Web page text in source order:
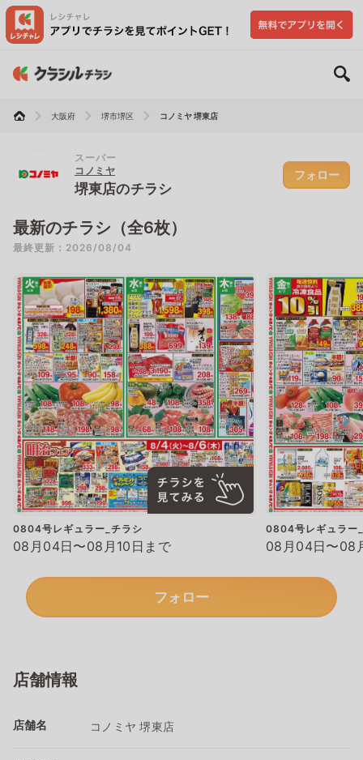
大阪府 堺市堺区 コノミヤ 堺東店
スーパー
コノミヤ
堺東店のチラシ
フォロー
最新のチラシ（全6枚）
最終更新：2026/08/04
0804号レギュラー_チラシ
08月04日〜08月10日まで
0804号レギュラー
08月04日〜08
フォロー
店舗情報
店舗名 コノミヤ 堺東店